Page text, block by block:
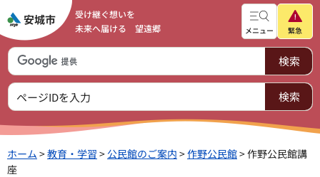
受け継ぐ想いを
未来へ届ける 望遠郷
メニュー 緊急
ホーム >教育・学習 > 公民館のご案内 >作野公民館> 作野公民館講
座